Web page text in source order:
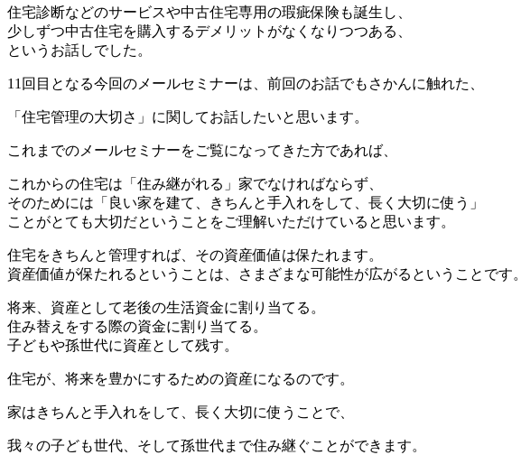
住宅診断などのサービスや中古住宅専用の瑕疵保険も誕生し、
少しずつ中古住宅を購入するデメリットがなくなりつつある、
というお話しでした。
11回目となる今回のメールセミナーは、前回のお話でもさかんに触れた、
「住宅管理の大切さ」に関してお話したいと思います。
これまでのメールセミナーをご覧になってきた方であれば、
これからの住宅は「住み継がれる」家でなければならず、
そのためには「良い家を建て、きちんと手入れをして、長く大切に使う」
ことがとても大切だということをご理解いただけていると思います。
住宅をきちんと管理すれば、その資産価値は保たれます。
資産価値が保たれるということは、さまざまな可能性が広がるということです。
将来、資産として老後の生活資金に割り当てる。
住み替えをする際の資金に割り当てる。
子どもや孫世代に資産として残す。
住宅が、将来を豊かにするための資産になるのです。
家はきちんと手入れをして、長く大切に使うことで、
我々の子ども世代、そして孫世代まで住み継ぐことができます。